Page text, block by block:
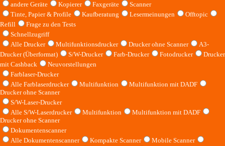
andere Geräte
Kopierer Faxgeräte
Scanner
Tinte, Papier & Profile
Kaufberatung Lesermeinungen
Offtopic
Refill
Frage zu den Tests
Schnellzugriff
Alle Drucker
Multifunktionsdrucker Drucker ohne Scanner
A3-
Drucker (Überformat)
S/W-Drucker Farb-Drucker Fotodrucker
Drucker
mit Cashback
Neuvorstellungen
Farblaser-Drucker
Alle Farblaserdrucker
Multifunktion
Multifunktion mit DADF
Drucker ohne Scanner
S/W-Laser-Drucker
Alle S/W-Laserdrucker
Multifunktion
Multifunktion mit DADF
Drucker ohne Scanner
Dokumentenscanner
Alle Dokumentenscanner
Kompakte Scanner
Mobile Scanner